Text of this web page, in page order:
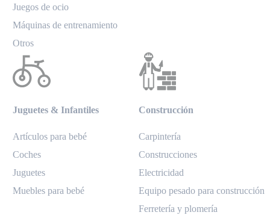
Juegos de ocio
Máquinas de entrenamiento
Otros
Juguetes & Infantiles
Artículos para bebé
Coches
Juguetes
Muebles para bebé
Construcción
Carpintería
Construcciones
Electricidad
Equipo pesado para construcción
Ferretería y plomería